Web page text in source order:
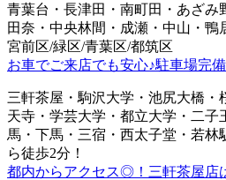
青葉台・長津田・南町田・あざみ
田奈・中央林間・成瀬・中山・鴨
宮前区/緑区/青葉区/都筑区
お車でご来店でも安心♪駐車場完
三軒茶屋・駒沢大学・池尻大橋・
天寺・学芸大学・都立大学・二子
馬・下馬・三宿・西太子堂・若林
ら徒歩2分！
都内からアクセス◎！三軒茶屋店